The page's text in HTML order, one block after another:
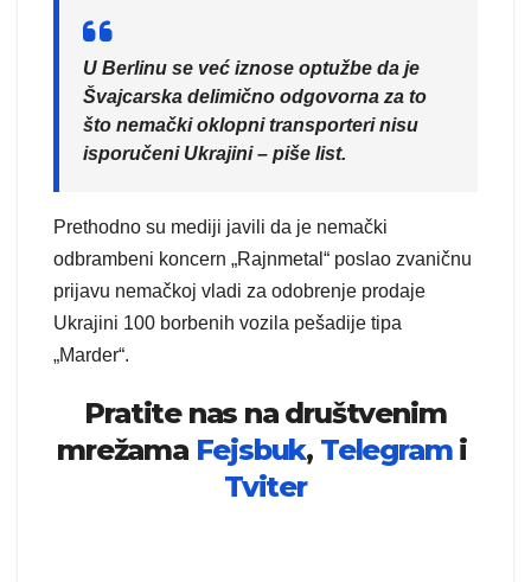
U Berlinu se već iznose optužbe da je
Švajcarska delimično odgovorna za to
što nemački oklopni transporteri nisu
isporučeni Ukrajini – piše list.
Prethodno su mediji javili da je nemački
odbrambeni koncern „Rajnmetal“ poslao zvaničnu
prijavu nemačkoj vladi za odobrenje prodaje
Ukrajini 100 borbenih vozila pešadije tipa
„Marder“.
Pratite nas na društvenim
mrežama Fejsbuk, Telegrami
Tviter